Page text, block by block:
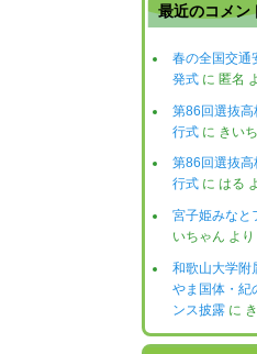
最近のコメン
春の全国交通
発式に 匿名
第86回選抜
行式に きい
第86回選抜
行式に はる
宮子姫みなと
いちゃん より
和歌山大学附
やま国体・紀
ンス披露に